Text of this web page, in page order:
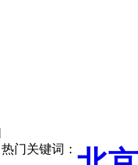
热门关键词：